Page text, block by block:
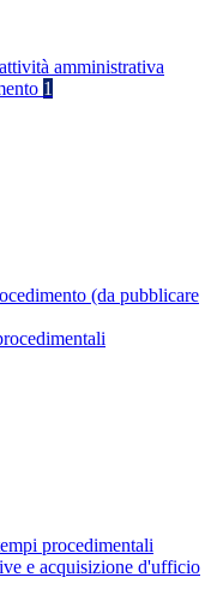
amministrativa
1
(da pubblicare
procedimentali
e acquisizione d'ufficio